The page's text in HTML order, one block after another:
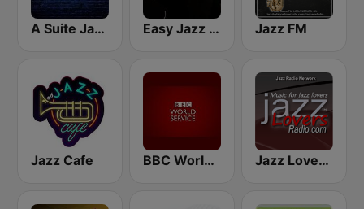
A Suite Jazz Radio Easy Jazz FM Jazz FM
Jazz Cafe BBC World Service Jazz Lovers Radio